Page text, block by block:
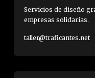
Servicios de diseño
empresas solidarias.
taller@traficantes.net